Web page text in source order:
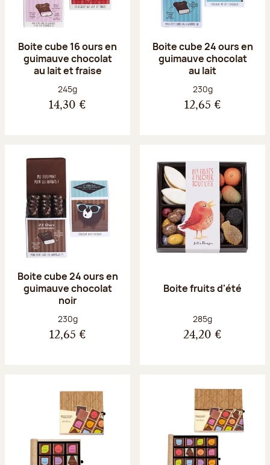
Boite cube 16 ours en
guimauve chocolat
au lait et fraise
Poids net :
245g
14,30 €
Boite cube 24 ours en
guimauve chocolat
au lait
Poids net :
230g
12,65 €
Boite cube 24 ours en
guimauve chocolat
noir
Poids net :
230g
12,65 €
Boite fruits d'été
Poids net :
285g
24,20 €